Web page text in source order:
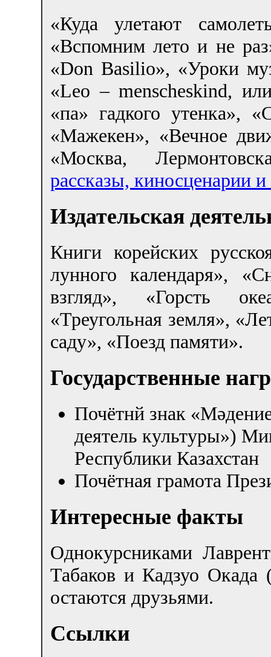
«Куда улетают
«Вспомним лето и не
«Don Basilio», «Уроки
«Leo – menscheskind,
«па» гадкого утенка»,
«Мажекен», «Вечное
«Москва,
рассказы, киносценарии
Издательская
Книги корейских
лунного календаря»,
взгляд», «Горсть
«Треугольная земля»,
саду», «Поезд памяти».
Государственные
Почётнй знак
деятель культуры»)
Республики Казахстан
Почётная грамота
Интересные факты
Однокурсниками
Табаков и Кадзуо
остаются друзьями.
Ссылки